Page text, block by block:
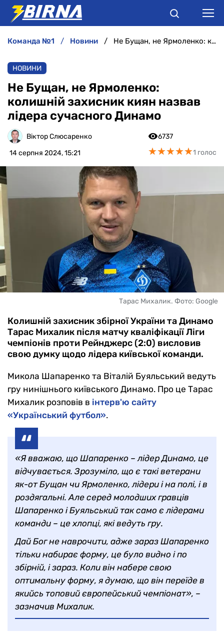
АНАЛІТИКА
ІНТЕРВ'Ю
РІЗНЕ
БУКМЕКЕРИ
команда №1 новини Не Бущан, не Ярмоленко: колишній захисник киян назвав лідера сучасного Динамо
НОВИНИ
Не Бущан, не Ярмоленко:
колишній захисник киян назвав
лідера сучасного Динамо
Віктор Слюсаренко
14 серпня 2024, 15:21
6737
★★★★★
★★★★★1 голос
Тарас Михалик. Фото: Google
Колишній захисник збірної України та Динамо
Тарас Михалик після матчу кваліфікації Ліги
чемпіонів проти Рейнджерс (2:0) висловив
свою думку щодо лідера київської команди.
Микола Шапаренко та Віталій Буяльський ведуть
гру нинішнього київського Динамо. Про це Тарас
Михалик розповів в інтерв'ю сайту
«Український футбол».
«Я вважаю, що Шапаренко – лідер Динамо, це
відчувається. Зрозуміло, що є такі ветерани
як-от Бущан чи Ярмоленко, лідери і на полі, і в
роздягальні. Але серед молодших гравців
Шапаренко і Буяльський так само є лідерами
команди – це хлопці, які ведуть гру.
Дай Бог не наврочити, адже зараз Шапаренко
тільки набирає форму, це було видно і по
збірній, і зараз. Коли він набере свою
оптимальну форму, я думаю, що він переїде в
якийсь топовий європейський чемпіонат», –
зазначив Михалик.